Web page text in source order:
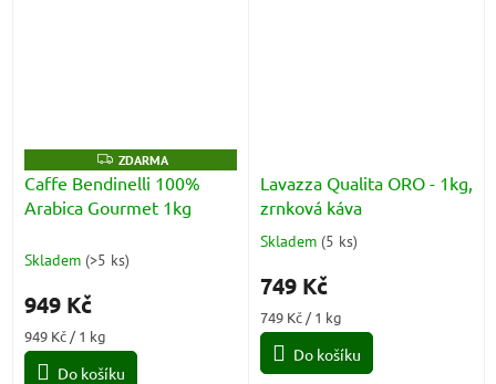
Z
D
A
R
ZDARMA
Caffe Bendinelli 100%
Arabica Gourmet 1kg
Skladem (>5 ks)
949 Kč
Měrná
cena:
949 Kč / 1 kg
Do košíku
Lavazza Qualita ORO - 1kg,
zrnková káva
Průměrné
produktu
5,0
5
Skladem (5 ks)
749 Kč
Měrná
cena:
749 Kč / 1 kg
Do košíku